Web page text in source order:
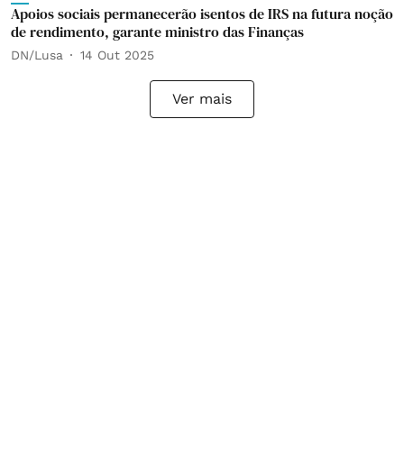
Apoios sociais permanecerão isentos de IRS na futura noção
de rendimento, garante ministro das Finanças
DN/Lusa 14 Out 2025
Ver mais